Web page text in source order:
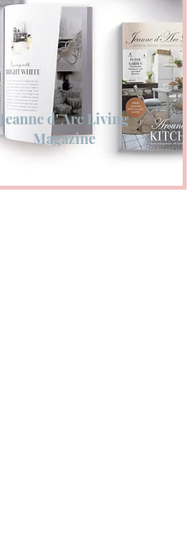
Jeanne d' Arc Living
Magazine